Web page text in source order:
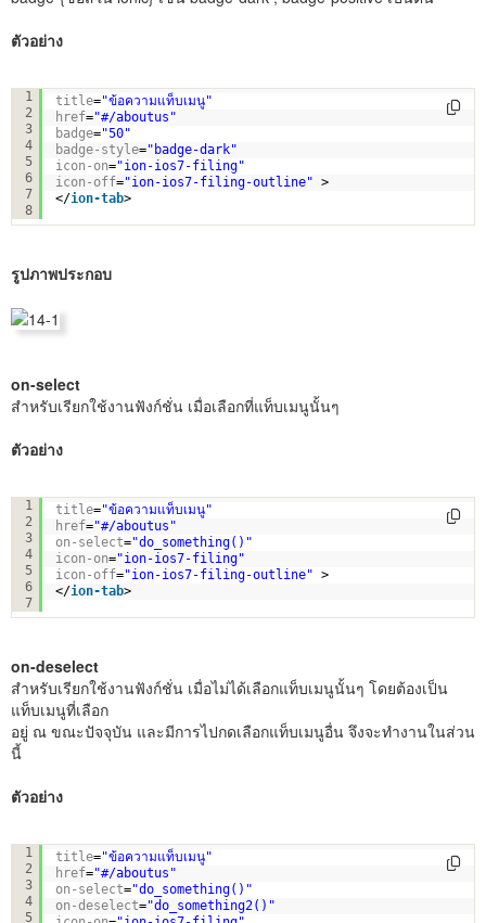
ตัวอย่าง
1
2
3
4
5
6
7
8
<ion-tab
title="ข้อความแท็บเมนู"
href="#/aboutus"
badge="50"
badge-style="badge-dark"
icon-on="ion-ios7-filing"
icon-off="ion-ios7-filing-outline" >
</ion-tab>
รูปภาพประกอบ
on-select
สำหรับเรียกใช้งานฟังก์ชั่น เมื่อเลือกที่แท็บเมนูนั้นๆ
ตัวอย่าง
1
2
3
4
5
6
7
<ion-tab
title="ข้อความแท็บเมนู"
href="#/aboutus"
on-select="do_something()"
icon-on="ion-ios7-filing"
icon-off="ion-ios7-filing-outline" >
</ion-tab>
on-deselect
สำหรับเรียกใช้งานฟังก์ชั่น เมื่อไม่ได้เลือกแท็บเมนูนั้นๆ โดยต้องเป็น
แท็บเมนูที่เลือก
อยู่ ณ ขณะปัจจุบัน และมีการไปกดเลือกแท็บเมนูอื่น จึงจะทำงานในส่วน
นี้
ตัวอย่าง
1
2
3
4
5
<ion-tab
title="ข้อความแท็บเมนู"
href="#/aboutus"
on-select="do_something()"
on-deselect="do_something2()"